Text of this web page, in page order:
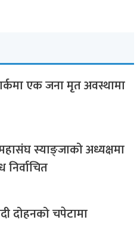
एक जना मृत अवस्थामा
स्याङ्जाको अध्यक्षमा
निर्वाचित
दोहनको चपेटामा